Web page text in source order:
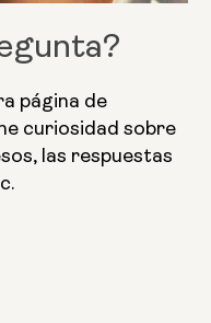
página de
curiosidad sobre
las respuestas